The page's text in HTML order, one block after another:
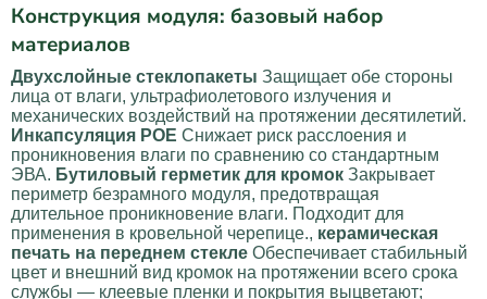
Конструкция модуля: базовый набор
материалов
Двухслойные стеклопакеты Защищает обе стороны
лица от влаги, ультрафиолетового излучения и
механических воздействий на протяжении десятилетий.
Инкапсуляция POE Снижает риск расслоения и
проникновения влаги по сравнению со стандартным
ЭВА. Бутиловый герметик для кромок Закрывает
периметр безрамного модуля, предотвращая
длительное проникновение влаги. Подходит для
применения в кровельной черепице., керамическая
печать на переднем стекле Обеспечивает стабильный
цвет и внешний вид кромок на протяжении всего срока
службы — клеевые пленки и покрытия выцветают;